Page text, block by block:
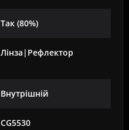
Так (80%)
Лінза|Рефлектор
Внутрішній
CG5530